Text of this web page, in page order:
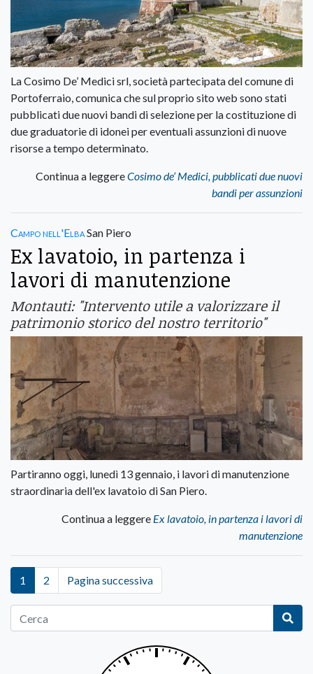
La Cosimo De’ Medici srl, società partecipata del comune di
Portoferraio, comunica che sul proprio sito web sono stati
pubblicati due nuovi bandi di selezione per la costituzione di
due graduatorie di idonei per eventuali assunzioni di nuove
risorse a tempo determinato.
Continua a leggereCosimo de’ Medici, pubblicati due nuovi
bandi per assunzioni
Campo nell'ElbaSan Piero
Ex lavatoio, in partenza i
lavori di manutenzione
Montauti: "Intervento utile a valorizzare il
patrimonio storico del nostro territorio"
Partiranno oggi, lunedì 13 gennaio, i lavori di manutenzione
straordinaria dell'ex lavatoio di San Piero.
Continua a leggere Ex lavatoio, in partenza i lavori di
manutenzione
1 2 Pagina successiva